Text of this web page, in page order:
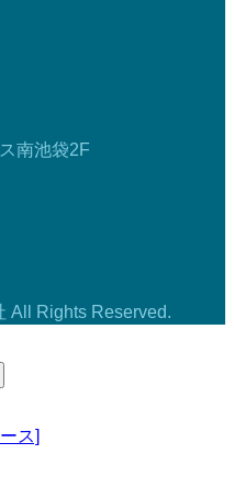
南池袋2F
All Rights Reserved.
ス]